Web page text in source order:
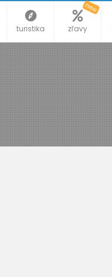
turistika
new
zľavy